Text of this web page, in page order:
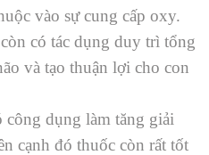
vào sự cung cấp oxy.
có tác dụng duy trì tổng
và tạo thuận lợi cho con
công dụng làm tăng giải
cạnh đó thuốc còn rất tốt